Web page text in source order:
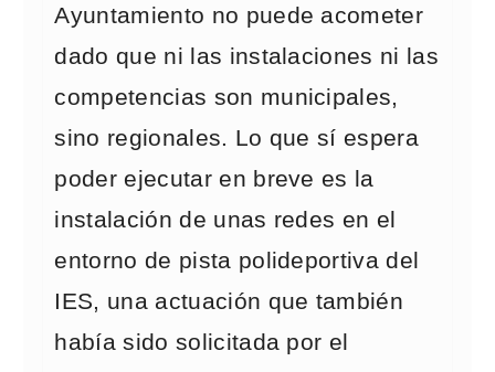
Ayuntamiento no puede acometer
dado que ni las instalaciones ni las
competencias son municipales,
sino regionales. Lo que sí espera
poder ejecutar en breve es la
instalación de unas redes en el
entorno de pista polideportiva del
IES, una actuación que también
había sido solicitada por el